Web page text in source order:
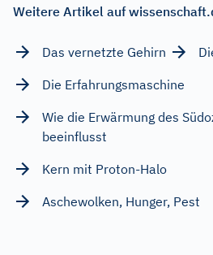
Weitere Artikel auf
Das vernetzte Gehirn
Die Erfahrungsmaschine
Wie die Erwärmung des
beeinflusst
Kern mit Proton-Halo
Aschewolken, Hunger, Pest